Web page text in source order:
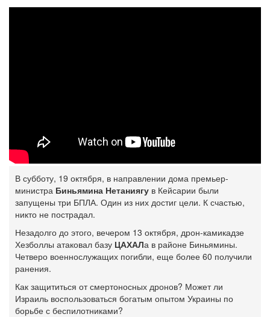
В субботу, 19 октября, в направлении дома премьер-
министра Биньямина Нетаниягу в Кейсарии были
запущены три БПЛА. Один из них достиг цели. К счастью,
никто не пострадал.
Незадолго до этого, вечером 13 октября, дрон-камикадзе
Хезболлы атаковал базу ЦАХАЛа в районе Биньямины.
Четверо военнослужащих погибли, еще более 60 получили
ранения.
Как защититься от смертоносных дронов? Может ли
Израиль воспользоваться богатым опытом Украины по
борьбе с беспилотниками?